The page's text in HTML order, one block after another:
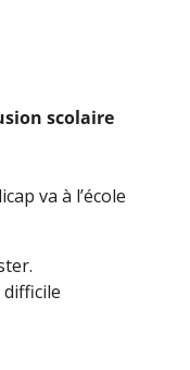
scolaire
va à l’école